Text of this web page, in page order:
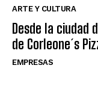
ARTE Y CULTURA
Desde la ciudad
de Corleone´s
EMPRESAS